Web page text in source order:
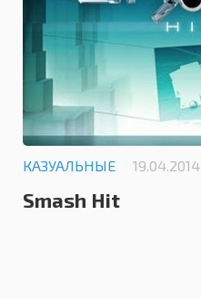
КАЗУАЛЬНЫЕ 19.04.2014
Smash Hit